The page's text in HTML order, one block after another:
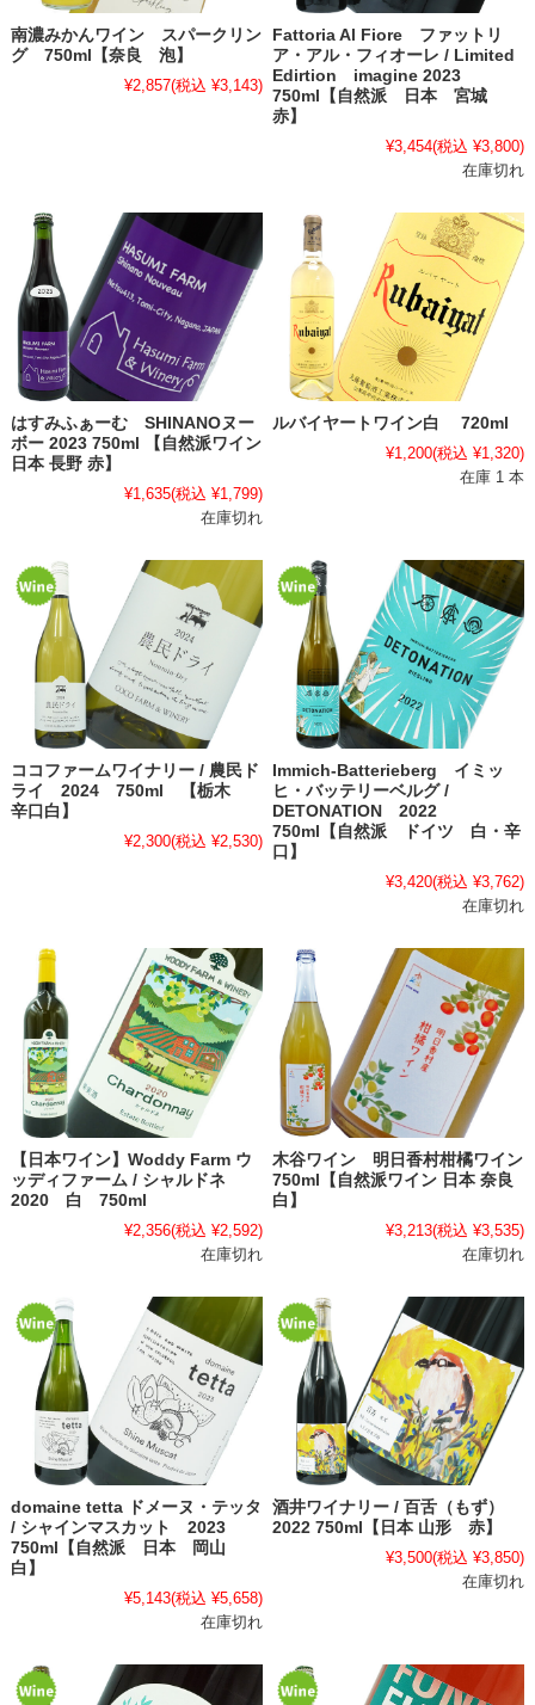
南濃みかんワイン スパークリン
グ 750ml【奈良 泡】
¥2,857(税込 ¥3,143)
Fattoria Al Fiore ファットリ
ア・アル・フィオーレ / Limited
Edirtion imagine 2023
750ml【自然派 日本 宮城
赤】
¥3,454(税込 ¥3,800)
在庫切れ
はすみふぁーむ SHINANOヌー
ボー 2023 750ml 【自然派ワイン
日本 長野 赤】
¥1,635(税込 ¥1,799)
在庫切れ
ルバイヤートワイン白 720ml
¥1,200(税込 ¥1,320)
在庫 1 本
ココファームワイナリー / 農民ド
ライ 2024 750ml 【栃木
辛口白】
¥2,300(税込 ¥2,530)
Immich-Batterieberg イミッ
ヒ・バッテリーベルグ /
DETONATION 2022
750ml【自然派 ドイツ 白・辛
口】
¥3,420(税込 ¥3,762)
在庫切れ
【日本ワイン】Woddy Farm ウ
ッディファーム / シャルドネ
2020 白 750ml
¥2,356(税込 ¥2,592)
在庫切れ
木谷ワイン 明日香村柑橘ワイン
750ml【自然派ワイン 日本 奈良
白】
¥3,213(税込 ¥3,535)
在庫切れ
domaine tetta ドメーヌ・テッタ
/ シャインマスカット 2023
750ml【自然派 日本 岡山
白】
¥5,143(税込 ¥5,658)
在庫切れ
酒井ワイナリー / 百舌（もず）
2022 750ml【日本 山形 赤】
¥3,500(税込 ¥3,850)
在庫切れ